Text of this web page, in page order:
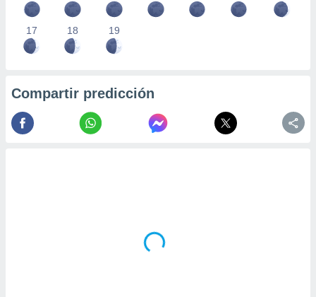
17 18 19
Compartir predicción